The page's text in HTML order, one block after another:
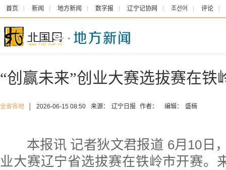
首页 新闻 地方新闻 数字报 辽宁记协网 조선어 评论
“创赢未来”创业大赛选拔赛在铁
全省各地 2026-06-15 08:50 来源： 辽宁日报 作者： 编辑： 盛楠
本报讯 记者狄文君报道 6月10日，
业大赛辽宁省选拔赛在铁岭市开赛。